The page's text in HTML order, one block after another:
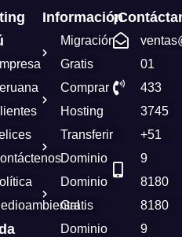
Información
Migración
Gratis
Comprar
Hosting
Transferir
Dominio
Dominio
Gratis
Dominio
01
433
3745
+51
9
8180
8180
9